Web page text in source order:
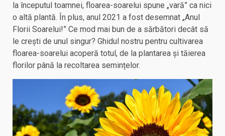
la începutul toamnei, floarea-soarelui spune „vară” ca nici
o altă plantă. În plus, anul 2021 a fost desemnat „Anul
Florii Soarelui!” Ce mod mai bun de a sărbători decât să
le crești de unul singur? Ghidul nostru pentru cultivarea
floarea-soarelui acoperă totul, de la plantarea și tăierea
florilor până la recoltarea semințelor.